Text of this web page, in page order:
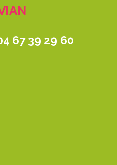
67 39 29 60